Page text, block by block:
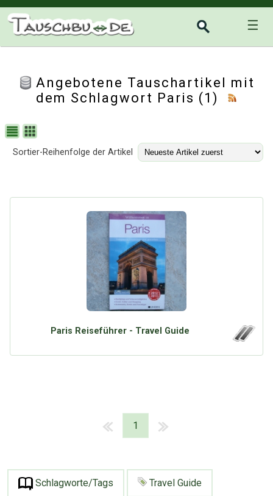
☰
Angebotene Tauschartikel mit
dem Schlagwort Paris (1)
Sortier-Reihenfolge der Artikel
Paris Reiseführer - Travel Guide
1
Schlagworte/Tags Travel Guide